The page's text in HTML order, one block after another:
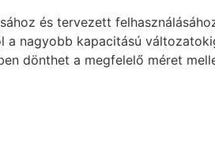
és tervezett
nagyobb kapacitású
dönthet a megfelelő méret